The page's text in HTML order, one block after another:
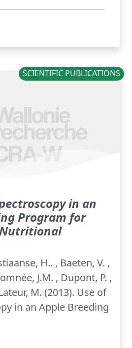
SCIENTIFIC PUBLICATIONS
in an
Program for
H.. , Baeten, V. ,
J.M. , Dupont, P. ,
M. (2013). Use of
in an Apple Breeding